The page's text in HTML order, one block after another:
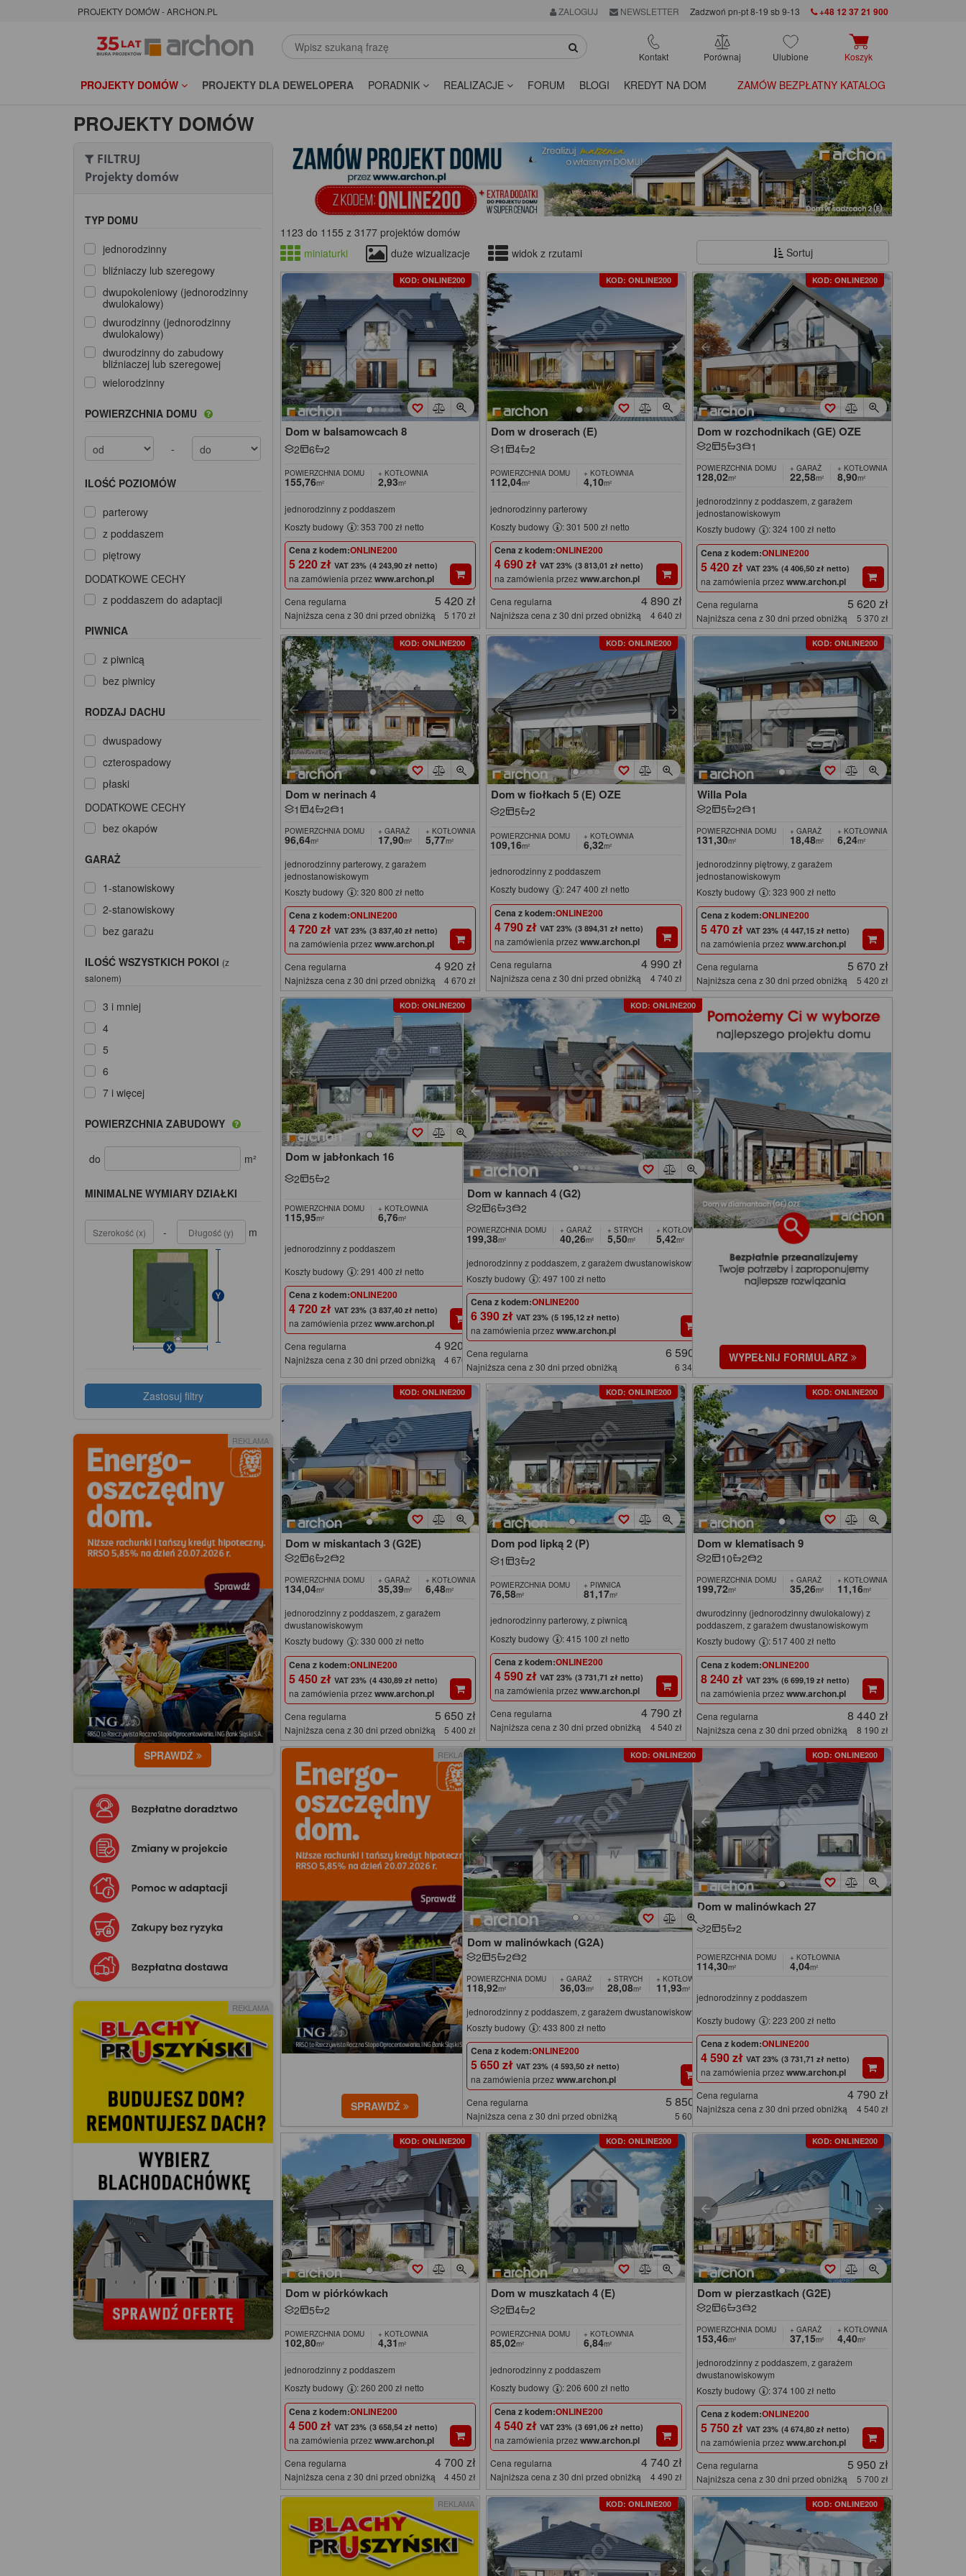
PROJEKTY DOMÓW - ARCHON.PL ZALOGUJ NEWSLETTER Zadzwoń pn-pt 8-19 sb 9-13 +48 12 37 21 900
Kontakt Porównaj Ulubione Koszyk
PROJEKTY DOMÓW PROJEKTY DLA DEWELOPERA PORADNIK REALIZACJE FORUM BLOGI KREDYT NA DOM ZAMÓW BEZPŁATNY KATALOG
PROJEKTY DOMÓW
1123 do 1155 z 3177 projektów domów
miniaturki
duże wizualizacje widok z rzutami Sortuj
KOD: ONLINE200
Dom w balsamowcach 8
2 6 2
POWIERZCHNIA DOMU
155,76m²
+ KOTŁOWNIA
2,93m²
jednorodzinny z poddaszem
Koszty budowy
: 353 700 zł netto
Cena z kodem:ONLINE200
5 220 zł (4 243,90 zł netto)
na zamówienia przezwww.archon.pl
Cena regularna 5 420 zł
Najniższa cena z 30 dni przed obniżką 5 170 zł
KOD: ONLINE200
Dom w droserach (E)
1 4 2
POWIERZCHNIA DOMU
112,04m²
+ KOTŁOWNIA
4,10m²
jednorodzinny parterowy
Koszty budowy
: 301 500 zł netto
Cena z kodem:ONLINE200
4 690 zł (3 813,01 zł netto)
na zamówienia przezwww.archon.pl
Cena regularna 4 890 zł
Najniższa cena z 30 dni przed obniżką 4 640 zł
KOD: ONLINE200
Dom w rozchodnikach (GE) OZE
2 5 3 1
POWIERZCHNIA DOMU
128,02m²
+ GARAŻ
22,58m²
+ KOTŁOWNIA
8,90m²
jednorodzinny z poddaszem, z garażem
jednostanowiskowym
Koszty budowy
: 324 100 zł netto
Cena z kodem:ONLINE200
5 420 zł (4 406,50 zł netto)
na zamówienia przezwww.archon.pl
Cena regularna 5 620 zł
Najniższa cena z 30 dni przed obniżką 5 370 zł
KOD: ONLINE200
Dom w nerinach 4
1 4 2 1
POWIERZCHNIA DOMU
96,64m²
+ GARAŻ
17,90m²
+ KOTŁOWNIA
5,77m²
jednorodzinny parterowy, z garażem
jednostanowiskowym
Koszty budowy
: 320 800 zł netto
Cena z kodem:ONLINE200
4 720 zł (3 837,40 zł netto)
na zamówienia przezwww.archon.pl
Cena regularna 4 920 zł
Najniższa cena z 30 dni przed obniżką 4 670 zł
KOD: ONLINE200
Dom w fiołkach 5 (E) OZE
2 5 2
POWIERZCHNIA DOMU
109,16m²
+ KOTŁOWNIA
6,32m²
jednorodzinny z poddaszem
Koszty budowy
: 247 400 zł netto
Cena z kodem:ONLINE200
4 790 zł (3 894,31 zł netto)
na zamówienia przezwww.archon.pl
Cena regularna 4 990 zł
Najniższa cena z 30 dni przed obniżką 4 740 zł
KOD: ONLINE200
Willa Pola
2 5 2 1
POWIERZCHNIA DOMU
131,30m²
+ GARAŻ
18,48m²
+ KOTŁOWNIA
6,24m²
jednorodzinny piętrowy, z garażem
jednostanowiskowym
Koszty budowy
: 323 900 zł netto
Cena z kodem:ONLINE200
5 470 zł (4 447,15 zł netto)
na zamówienia przezwww.archon.pl
Cena regularna 5 670 zł
Najniższa cena z 30 dni przed obniżką 5 420 zł
KOD: ONLINE200
Dom w jabłonkach 16
2 5 2
POWIERZCHNIA DOMU
115,95m²
+ KOTŁOWNIA
6,76m²
jednorodzinny z poddaszem
Koszty budowy
: 291 400 zł netto
Cena z kodem:ONLINE200
4 720 zł (3 837,40 zł netto)
na zamówienia przezwww.archon.pl
Cena regularna 4 920 zł
Najniższa cena z 30 dni przed obniżką 4 670 zł
KOD: ONLINE200
Dom w kannach 4 (G2)
2 6 3 2
POWIERZCHNIA DOMU
199,38m²
+ GARAŻ
40,26m²
+ STRYCH
5,50m²
+ KOTŁOWNIA
5,42m²
jednorodzinny z poddaszem, z garażem dwustanowiskowym
Koszty budowy
: 497 100 zł netto
Cena z kodem:ONLINE200
6 390 zł (5 195,12 zł netto)
na zamówienia przezwww.archon.pl
Cena regularna 6 590 zł
Najniższa cena z 30 dni przed obniżką 6 340 zł
WYPEŁNIJ FORMULARZ
KOD: ONLINE200
Dom w miskantach 3 (G2E)
2 6 2 2
POWIERZCHNIA DOMU
134,04m²
+ GARAŻ
35,39m²
+ KOTŁOWNIA
6,48m²
jednorodzinny z poddaszem, z garażem
dwustanowiskowym
Koszty budowy
: 330 000 zł netto
Cena z kodem:ONLINE200
5 450 zł (4 430,89 zł netto)
na zamówienia przezwww.archon.pl
Cena regularna 5 650 zł
Najniższa cena z 30 dni przed obniżką 5 400 zł
KOD: ONLINE200
Dom pod lipką 2 (P)
1 3 2
POWIERZCHNIA DOMU
76,58m²
+ PIWNICA
81,17m²
jednorodzinny parterowy, z piwnicą
Koszty budowy
: 415 100 zł netto
Cena z kodem:ONLINE200
4 590 zł (3 731,71 zł netto)
na zamówienia przezwww.archon.pl
Cena regularna 4 790 zł
Najniższa cena z 30 dni przed obniżką 4 540 zł
KOD: ONLINE200
Dom w klematisach 9
2 10 2 2
POWIERZCHNIA DOMU
199,72m²
+ GARAŻ
35,26m²
+ KOTŁOWNIA
11,16m²
dwurodzinny (jednorodzinny dwulokalowy) z
poddaszem, z garażem dwustanowiskowym
Koszty budowy
: 517 400 zł netto
Cena z kodem:ONLINE200
8 240 zł (6 699,19 zł netto)
na zamówienia przezwww.archon.pl
Cena regularna 8 440 zł
Najniższa cena z 30 dni przed obniżką 8 190 zł
REKLAMA
SPRAWDŹ
KOD: ONLINE200
Dom w malinówkach (G2A)
2 5 2 2
POWIERZCHNIA DOMU
118,92m²
+ GARAŻ
36,03m²
+ STRYCH
28,08m²
+ KOTŁOWNIA
11,93m²
jednorodzinny z poddaszem, z garażem dwustanowiskowym
Koszty budowy
: 433 800 zł netto
Cena z kodem:ONLINE200
5 650 zł (4 593,50 zł netto)
na zamówienia przezwww.archon.pl
Cena regularna 5 850 zł
Najniższa cena z 30 dni przed obniżką 5 600 zł
KOD: ONLINE200
Dom w malinówkach 27
2 5 2
POWIERZCHNIA DOMU
114,30m²
+ KOTŁOWNIA
4,04m²
jednorodzinny z poddaszem
Koszty budowy
: 223 200 zł netto
Cena z kodem:ONLINE200
4 590 zł (3 731,71 zł netto)
na zamówienia przezwww.archon.pl
Cena regularna 4 790 zł
Najniższa cena z 30 dni przed obniżką 4 540 zł
KOD: ONLINE200
Dom w piórkówkach
2 5 2
POWIERZCHNIA DOMU
102,80m²
+ KOTŁOWNIA
4,31m²
jednorodzinny z poddaszem
Koszty budowy
: 260 200 zł netto
Cena z kodem:ONLINE200
4 500 zł (3 658,54 zł netto)
na zamówienia przezwww.archon.pl
Cena regularna 4 700 zł
Najniższa cena z 30 dni przed obniżką 4 450 zł
KOD: ONLINE200
Dom w muszkatach 4 (E)
2 4 2
POWIERZCHNIA DOMU
85,02m²
+ KOTŁOWNIA
6,84m²
jednorodzinny z poddaszem
Koszty budowy
: 206 600 zł netto
Cena z kodem:ONLINE200
4 540 zł (3 691,06 zł netto)
na zamówienia przezwww.archon.pl
Cena regularna 4 740 zł
Najniższa cena z 30 dni przed obniżką 4 490 zł
KOD: ONLINE200
Dom w pierzastkach (G2E)
2 6 3 2
POWIERZCHNIA DOMU
153,46m²
+ GARAŻ
37,15m²
+ KOTŁOWNIA
4,40m²
jednorodzinny z poddaszem, z garażem
dwustanowiskowym
Koszty budowy
: 374 100 zł netto
Cena z kodem:ONLINE200
5 750 zł (4 674,80 zł netto)
na zamówienia przezwww.archon.pl
Cena regularna 5 950 zł
Najniższa cena z 30 dni przed obniżką 5 700 zł
REKLAMA KOD: ONLINE200 KOD: ONLINE200
FILTRUJ
Projekty domów
TYP DOMU
jednorodzinny
bliźniaczy lub szeregowy
dwupokoleniowy (jednorodzinny
dwulokalowy)
dwurodzinny (jednorodzinny
dwulokalowy)
dwurodzinny do zabudowy
bliźniaczej lub szeregowej
wielorodzinny
POWIERZCHNIA DOMU
-
ILOŚĆ POZIOMÓW
parterowy
z poddaszem
piętrowy
DODATKOWE CECHY
z poddaszem do adaptacji
PIWNICA
z piwnicą
bez piwnicy
RODZAJ DACHU
dwuspadowy
czterospadowy
płaski
DODATKOWE CECHY
bez okapów
GARAŻ
1-stanowiskowy
2-stanowiskowy
bez garażu
ILOŚĆ WSZYSTKICH POKOI (z
salonem)
3 i mniej
4
5
6
7 i więcej
POWIERZCHNIA ZABUDOWY
do m²
MINIMALNE WYMIARY DZIAŁKI
- m
Zastosuj filtry
REKLAMA
SPRAWDŹ
REKLAMA